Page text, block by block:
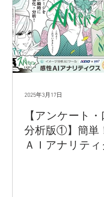
【アンケート・
分析版①】簡単
ＡＩアナリティ
2025年3月17日